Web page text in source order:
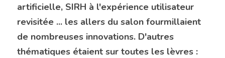
artificielle, SIRH à l'expérience utilisateur
revisitée ... les allers du salon fourmillaient
de nombreuses innovations. D'autres
thématiques étaient sur toutes les lèvres :